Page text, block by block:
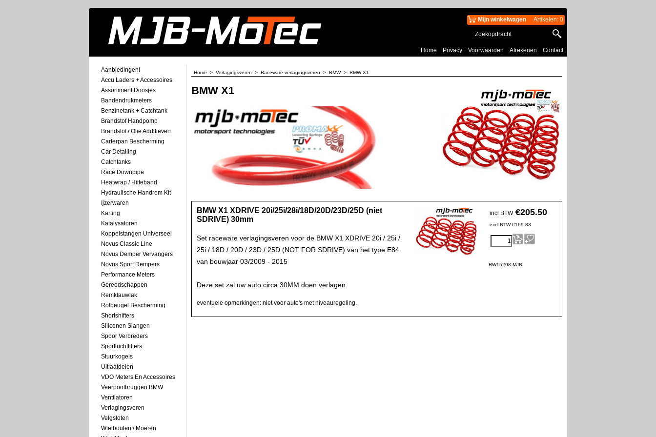
Mijn winkelwagen Artikelen: 0
Home Privacy Voorwaarden Afrekenen Contact
Aanbiedingen!
Accu Laders + Accessoires
Assortiment Doosjes
Bandendrukmeters
Benzinetank + Catchtank
Brandstof Handpomp
Brandstof / Olie Additieven
Carterpan Bescherming
Car Detailing
Catchtanks
Race Downpipe
Heatwrap / Hitteband
Hydraulische Handrem Kit
Ijzerwaren
Karting
Katalysatoren
Koppelstangen Universeel
Novus Classic Line
Novus Demper Vervangers
Novus Sport Dempers
Performance Meters
Gereedschappen
Remklauwlak
Rolbeugel Bescherming
Shortshifters
Siliconen Slangen
Spoor Verbreders
Sportluchtfilters
Stuurkogels
Uitlaatdelen
VDO Meters En Accessoires
Veerpootbruggen BMW
Ventilatoren
Verlagingsveren
Velgsloten
Wielbouten / Moeren
Home > Verlagingsveren > Raceware verlagingsveren > BMW> BMW X1
BMW X1
incl BTW €205.50
excl BTW €169.83
RW15298-MJB
BMW X1 XDRIVE 20i/25i/28i/18D/20D/23D/25D (niet
SDRIVE) 30mm
Set raceware verlagingsveren voor de BMW X1 XDRIVE 20i / 25i /
25i / 18D / 20D / 23D / 25D (NOT FOR SDRIVE) van het type E84
van bouwjaar 03/2009 - 2015
Deze set zal uw auto circa 30MM doen verlagen.
eventuele opmerkingen: niet voor auto's met niveauregeling.